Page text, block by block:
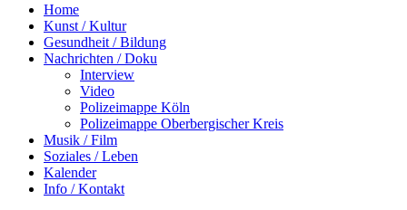
Home
Kunst / Kultur
Gesundheit / Bildung
Nachrichten / Doku
Interview
Video
Polizeimappe Köln
Polizeimappe Oberbergischer Kreis
Musik / Film
Soziales / Leben
Kalender
Info / Kontakt